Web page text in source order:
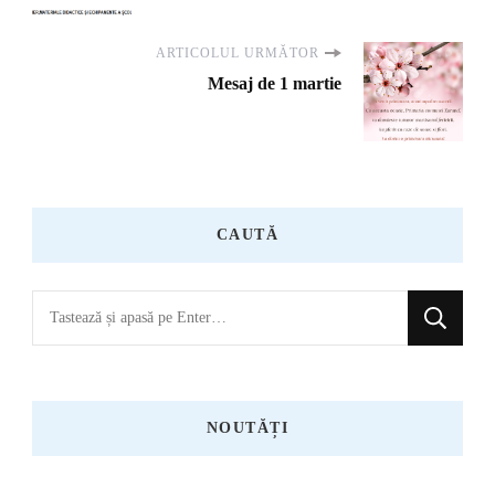
ARTICOLUL URMĂTOR
Mesaj de 1 martie
CAUTĂ
Cauți
ceva?
NOUTĂȚI